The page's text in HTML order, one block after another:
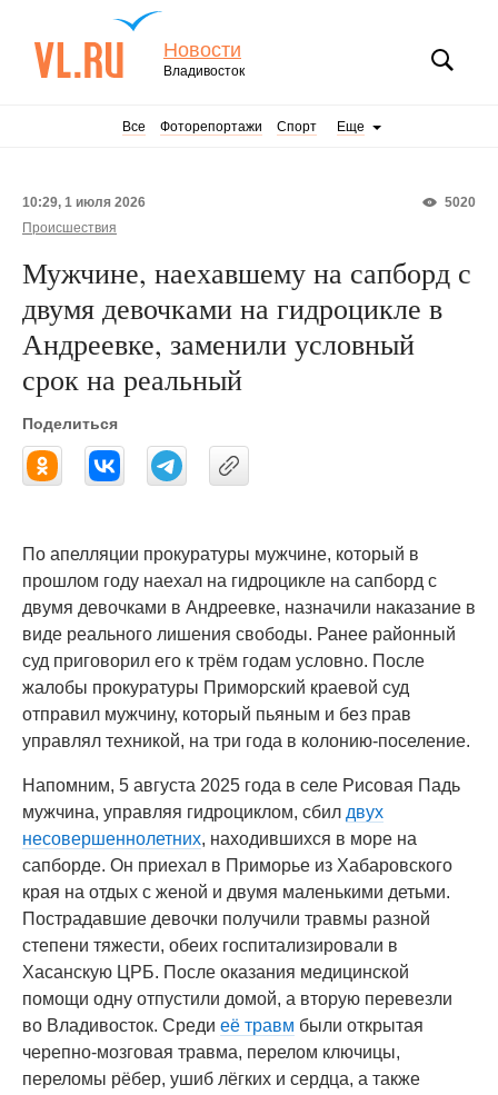
Новости
Владивосток
Все Фоторепортажи Спорт Еще
5020
10:29, 1 июля 2026
Происшествия
Мужчине, наехавшему на сапборд с
двумя девочками на гидроцикле в
Андреевке, заменили условный
срок на реальный
Поделиться
По апелляции прокуратуры мужчине, который в
прошлом году наехал на гидроцикле на сапборд с
двумя девочками в Андреевке, назначили наказание в
виде реального лишения свободы. Ранее районный
суд приговорил его к трём годам условно. После
жалобы прокуратуры Приморский краевой суд
отправил мужчину, который пьяным и без прав
управлял техникой, на три года в колонию-поселение.
Напомним, 5 августа 2025 года в селе Рисовая Падь
мужчина, управляя гидроциклом, сбил двух
несовершеннолетних, находившихся в море на
сапборде. Он приехал в Приморье из Хабаровского
края на отдых с женой и двумя маленькими детьми.
Пострадавшие девочки получили травмы разной
степени тяжести, обеих госпитализировали в
Хасанскую ЦРБ. После оказания медицинской
помощи одну отпустили домой, а вторую перевезли
во Владивосток. Среди её травм были открытая
черепно-мозговая травма, перелом ключицы,
переломы рёбер, ушиб лёгких и сердца, а также